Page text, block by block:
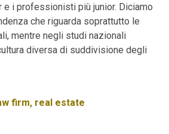
e i professionisti più junior. Diciamo
che riguarda soprattutto le
mentre negli studi nazionali
diversa di suddivisione degli
firm, real estate